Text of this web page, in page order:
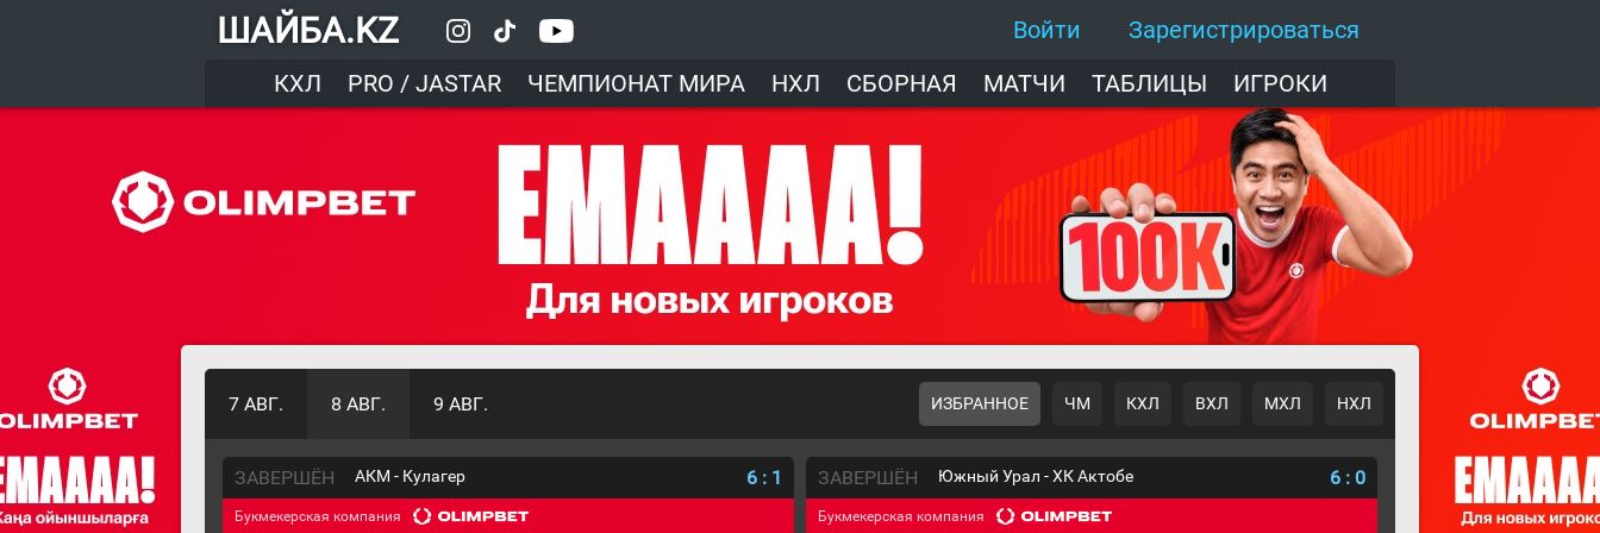
ШАЙБА.KZ Войти
Зарегистрироваться
КХЛ
PRO / JASTAR ЧЕМПИОНАТ МИРА НХЛ СБОРНАЯ МАТЧИ ТАБЛИЦЫ ИГРОКИ
7 АВГ. 8 АВГ. 9 АВГ. ИЗБРАННОЕ ЧМ КХЛ ВХЛ МХЛ НХЛ
ЗАВЕРШЁН АКМ - Кулагер 6 : 1
Букмекерская компания
ЗАВЕРШЁН Южный Урал - ХК Актобе 6 : 0
Букмекерская компания